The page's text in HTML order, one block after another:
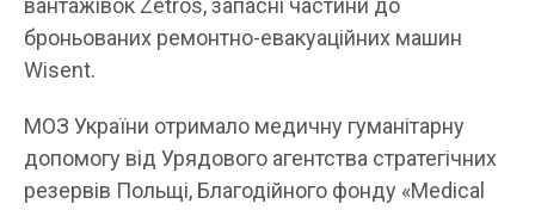
вантажівок Zetros, запасні частини до
броньованих ремонтно-евакуаційних машин
Wisent.
МОЗ України отримало медичну гуманітарну
допомогу від Урядового агентства стратегічних
резервів Польщі, Благодійного фонду «Medical